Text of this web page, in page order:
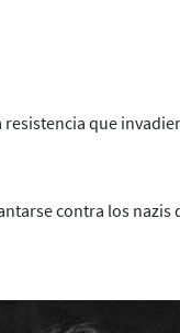
que
contra los